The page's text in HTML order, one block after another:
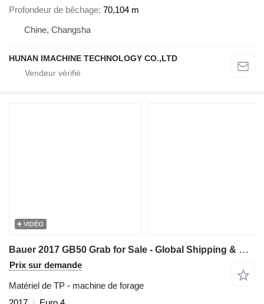
Profondeur de bêchage 70,104 m
Chine, Changsha
HUNAN IMACHINE TECHNOLOGY CO.,LTD
VIDÉO
Bauer 2017 GB50 Grab for Sale - Global Shipping & Global Export Suppor
Prix sur demande
Matériel de TP - machine de forage